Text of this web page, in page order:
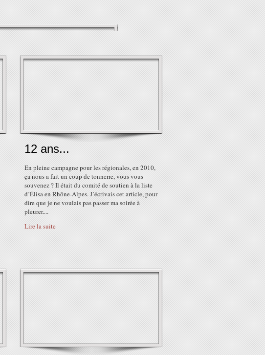
12 ans...
En pleine campagne pour les régionales, en 2010,
ça nous a fait un coup de tonnerre, vous vous
souvenez ? Il était du comité de soutien à la liste
d’Élisa en Rhône-Alpes. J’écrivais cet article, pour
dire que je ne voulais pas passer ma soirée à
pleurer....
Lire la suite